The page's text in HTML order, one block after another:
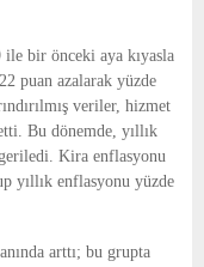
ile bir önceki aya kıyasla
puan azalarak yüzde
veriler, hizmet
Bu dönemde, yıllık
Kira enflasyonu
yıllık enflasyonu yüzde
arttı; bu grupta